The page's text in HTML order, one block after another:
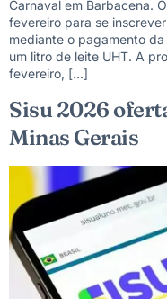
Carnaval em Barbacena.
fevereiro para se
mediante o pagamento
um litro de leite UHT. A
fevereiro, […]
Sisu 2026
Minas Gerais